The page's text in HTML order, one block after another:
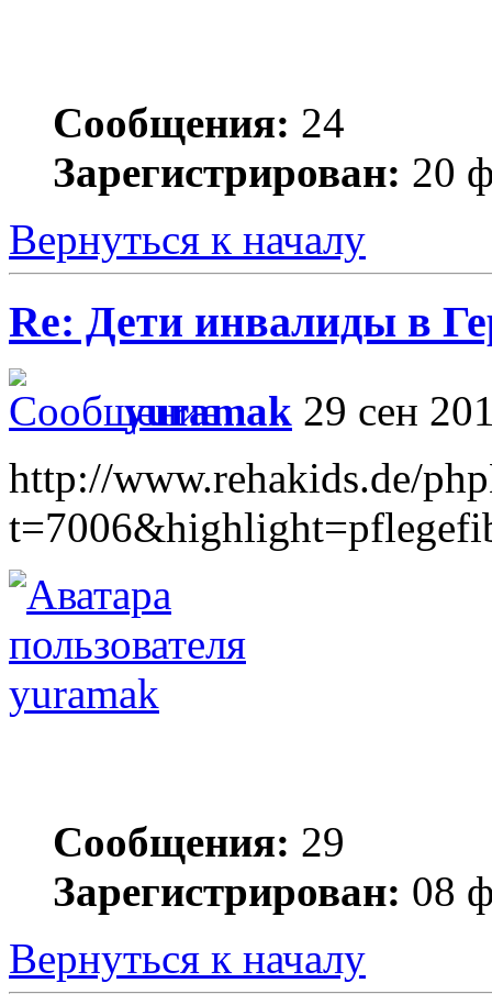
Сообщения: 24
Зарегистрирован: 20
Вернуться к началу
Re: Дети инвалиды в
yuramak 29 сен
http://www.rehakids.de/
yuramak
Сообщения: 29
Зарегистрирован: 08
Вернуться к началу